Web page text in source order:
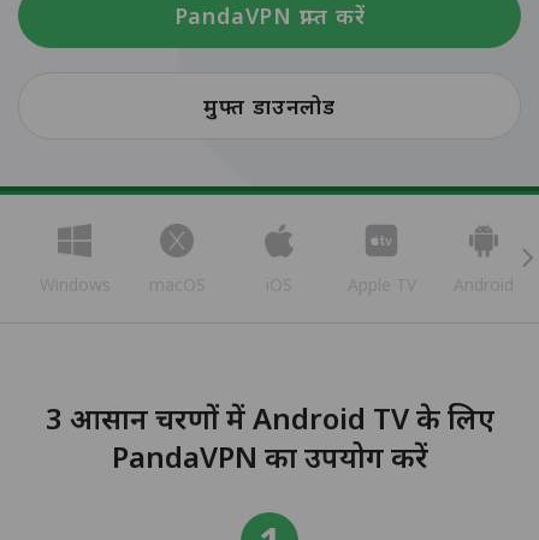
PandaVPN प्राप्त करें
मुफ्त डाउनलोड
Windows macOS iOS Apple TV Android
3 आसान चरणों में Android TV के लिए
PandaVPN का उपयोग करें